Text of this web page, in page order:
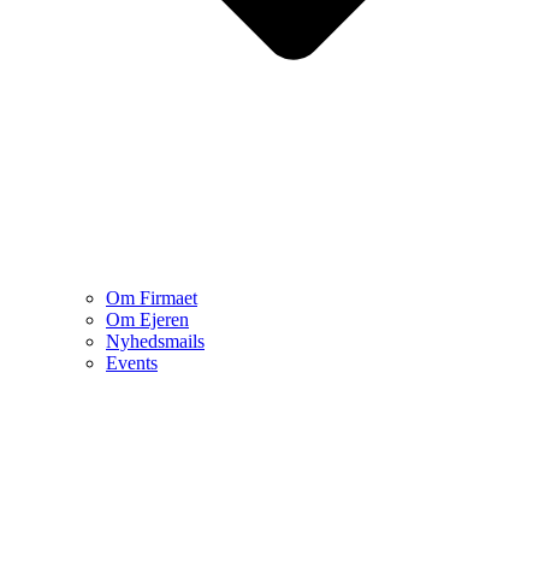
Om Firmaet
Om Ejeren
Nyhedsmails
Events